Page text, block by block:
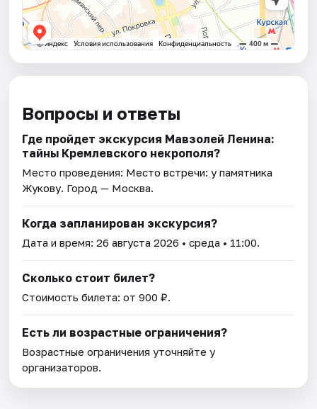
Вопросы и ответы
Где пройдет экскурсия Мавзолей Ленина:
тайны Кремлевского некрополя?
Место проведения: Место встречи: у памятника
Жукову. Город — Москва.
Когда запланирован экскурсия?
Дата и время:26 августа 2026 • среда • 11:00.
Сколько стоит билет?
Стоимость билета: от 900 ₽.
Есть ли возрастные ограничения?
Возрастные ограничения уточняйте у
организаторов.